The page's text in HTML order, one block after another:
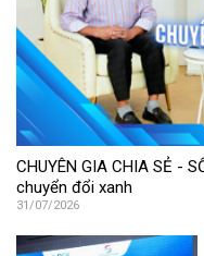
CHUYÊN GIA CHIA SẺ -
chuyển đổi xanh
31/07/2026